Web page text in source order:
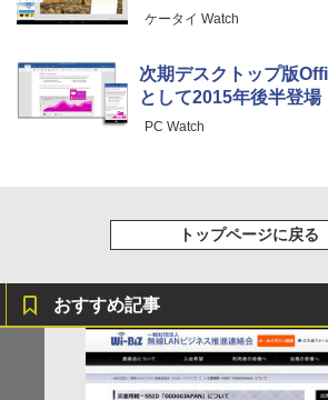
ケータイ Watch
次期デスクトップ版
として2015年後半登場
PC Watch
トップページに戻る
おすすめ記事